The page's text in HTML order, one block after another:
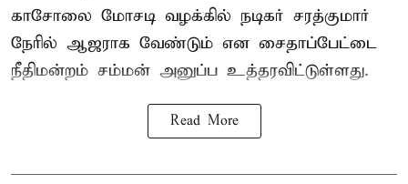
காசோலை மோசடி வழக்கில் நடிகர் சரத்குமார்
நேரில் ஆஜராக வேண்டும் என சைதாப்பேட்டை
நீதிமன்றம் சம்மன் அனுப்ப உத்தரவிட்டுள்ளது.
Read More